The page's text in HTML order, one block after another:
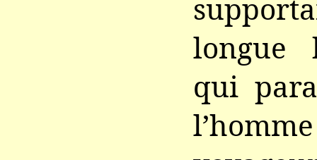
longue
qui